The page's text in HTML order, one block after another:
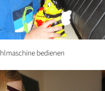
bedienen